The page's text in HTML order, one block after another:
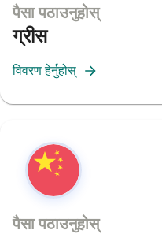
पैसा पठाउनुहोस्
ग्रीस
विवरण हेर्नुहोस्
पैसा पठाउनुहोस्